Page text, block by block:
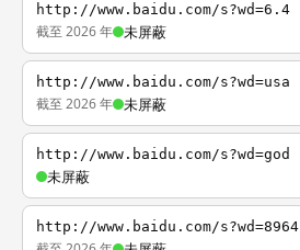
http://www.baidu.com/s?wd=6.4
截至 2026 年 未屏蔽
http://www.baidu.com/s?wd=usa
截至 2026 年 未屏蔽
http://www.baidu.com/s?wd=god
未屏蔽
http://www.baidu.com/s?wd=8964